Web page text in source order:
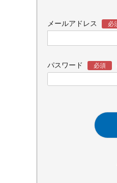
メールアドレス
パスワード